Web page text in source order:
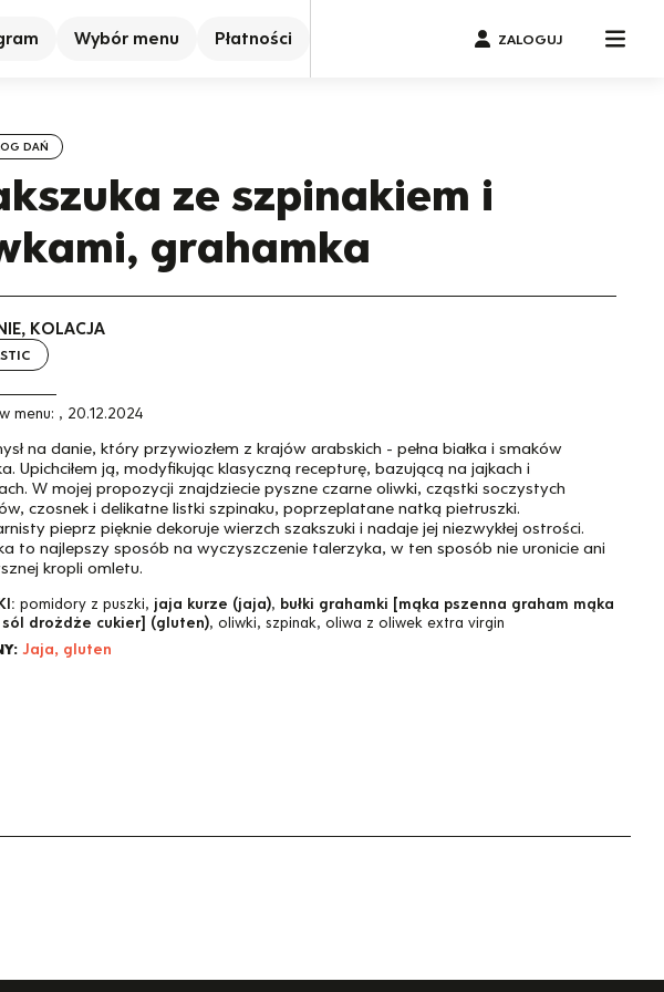
Wybór menu Płatności ZALOGUJ
DAŃ
ze szpinakiem i
grahamka
KOLACJA
menu: , 20.12.2024
na danie, który przywiozłem z krajów arabskich - pełna białka i smaków
Upichciłem ją, modyfikując klasyczną recepturę, bazującą na jajkach i
W mojej propozycji znajdziecie pyszne czarne oliwki, cząstki soczystych
czosnek i delikatne listki szpinaku, poprzeplatane natką pietruszki.
pieprz pięknie dekoruje wierzch szakszuki i nadaje jej niezwykłej ostrości.
to najlepszy sposób na wyczyszczenie talerzyka, w ten sposób nie uronicie ani
kropli omletu.
pomidory z puszki, jaja kurze (jaja), bułki grahamki [mąka pszenna graham mąka
sól drożdże cukier] (gluten), oliwki, szpinak, oliwa z oliwek extra virgin
Jaja, gluten